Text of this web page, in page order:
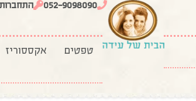
052-9098090 התחברות
טפטים אקססוריז